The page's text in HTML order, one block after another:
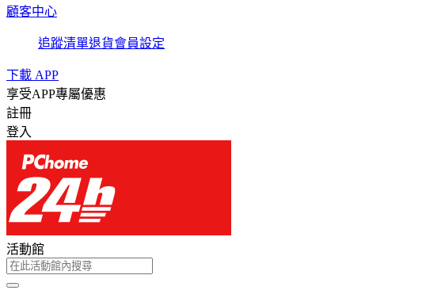
顧客中心
追蹤清單退貨會員設定
下載 APP
享受APP專屬優惠
註冊
登入
活動館